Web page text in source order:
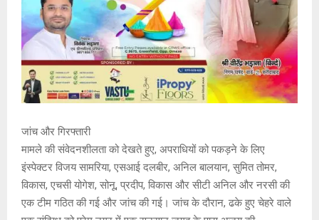
जांच और गिरफ्तारी
मामले की संवेदनशीलता को देखते हुए, अपराधियों को पकड़ने के लिए
इंस्पेक्टर विजय सामरिया, एसआई दलबीर, अनिल बालयान, सुमित तोमर,
विकास, एचसी योगेश, सोनू, प्रदीप, विकास और सीटी अनिल और नरसी की
एक टीम गठित की गई और जांच की गई। जांच के दौरान, ढके हुए चेहरे वाले